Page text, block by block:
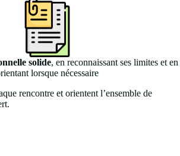
solide, en reconnaissant ses limites et en
lorsque nécessaire
rencontre et orientent l’ensemble de